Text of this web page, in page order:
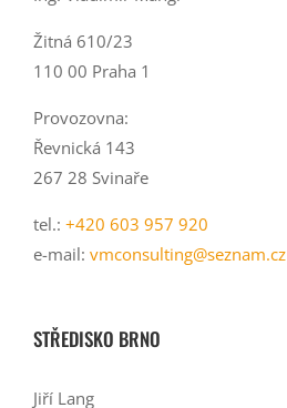
Žitná 610/23
110 00 Praha 1
Provozovna:
Řevnická 143
267 28 Svinaře
tel.: +420 603 957 920
e-mail: vmconsulting@seznam.cz
STŘEDISKO BRNO
Jiří Lang